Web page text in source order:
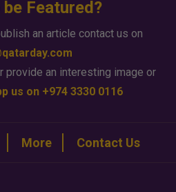
Featured?
an article contact us on
provide an interesting image or
us on +974 3330 0116
More Contact Us